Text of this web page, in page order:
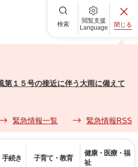
検索
閲覧支援
Language
閉じる
第１５号の接近に伴う大雨に備えて
緊急情報一覧 緊急情報RSS
手続き 子育て・教育
健康・医療・福
祉